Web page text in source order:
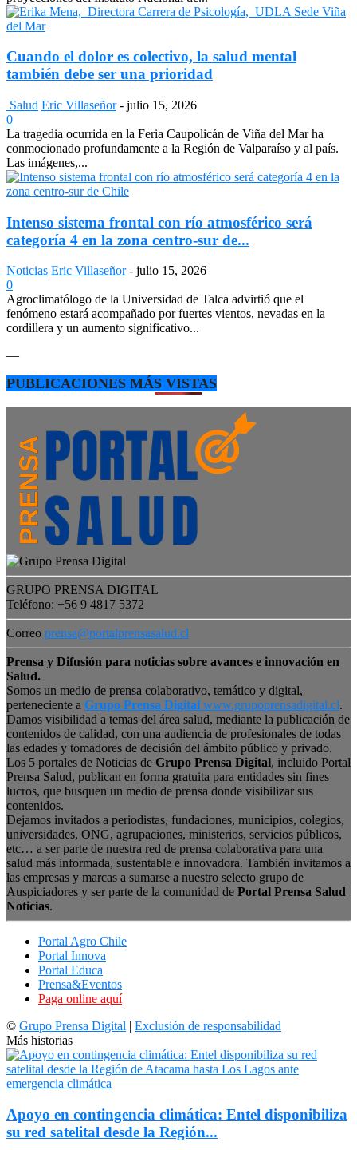
Cuando el dolor es colectivo, la salud mental
también debe ser una prioridad
Salud Eric Villaseñor - julio 15, 2026
0
La tragedia ocurrida en la Feria Caupolicán de Viña del Mar ha
conmocionado profundamente a la Región de Valparaíso y al país.
Las imágenes,...
Intenso sistema frontal con río atmosférico será
categoría 4 en la zona centro-sur de...
Noticias Eric Villaseñor - julio 15, 2026
0
Agroclimatólogo de la Universidad de Talca advirtió que el
fenómeno estará acompañado por fuertes vientos, nevadas en la
cordillera y un aumento significativo...
—
PUBLICACIONES MÁS VISTAS
GRUPO PRENSA DIGITAL
Teléfono: +56 9 4817 5372
Correo prensa@portalprensasalud.cl
Prensa y Difusión para noticias sobre avances e innovación en
Salud.
Somos un medio de prensa colaborativo, temático y digital,
perteneciente a Grupo Prensa Digital www.grupoprensadigital.cl.
Damos visibilidad a temas del área salud, mediante la publicación de
contenidos de calidad, con una audiencia de profesionales de todas
las edades y tomadores de decisión del ámbito público y privado.
Los 5 portales de Noticias de Grupo Prensa Digital, incluido Portal
Prensa Salud, publican en forma gratuita para entidades sin fines
lucros, que busquen un medio de prensa donde visibilizar sus
contenidos.
Dejamos invitados a periodistas, fundaciones, municipios, colegios,
universidades, ONG, agrupaciones, ministerios, servicios públicos,
etc… a ser parte de nuestra red de prensa colaborativa para una
salud más informada, sustentable e innovadora. También invitamos a
las empresas y marcas a sumarse a nuestro selecto grupo de
Auspiciadores y ser parte de la comunidad de Portal Prensa Salud
Noticias.
Portal Agro Chile
Portal Innova
Portal Educa
Prensa&Eventos
Paga online aquí
© Grupo Prensa Digital | Exclusión de responsabilidad
Más historias
Apoyo en contingencia climática: Entel disponibiliza
su red satelital desde la Región...